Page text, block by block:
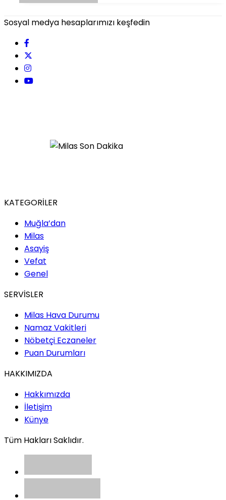
Sosyal medya hesaplarımızı keşfedin
KATEGORİLER
Muğla’dan
Milas
Asayiş
Vefat
Genel
SERVİSLER
Milas Hava Durumu
Namaz Vakitleri
Nöbetçi Eczaneler
Puan Durumları
HAKKIMIZDA
Hakkımızda
İletişim
Künye
Tüm Hakları Saklıdır.